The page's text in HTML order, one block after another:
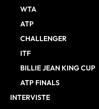
WTA
ATP
CHALLENGER
ITF
BILLIE JEAN KING CUP
ATP FINALS
INTERVISTE